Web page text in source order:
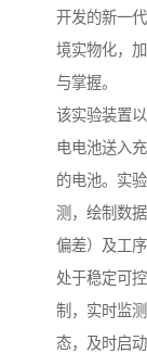
开发的新一
境实物化，
与掌握。
该实验装置
电电池送入
的电池。实
测，绘制数
偏差）及工
处于稳定可
制，实时监
态，及时启